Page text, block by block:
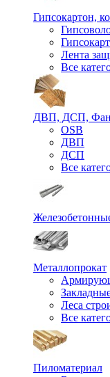
Гипсокартон,
Лента
Все
ДВП, ДСП,
OSB
ДВП
ДСП
Все
Металлопрокат
Леса
Все
Пиломатериал